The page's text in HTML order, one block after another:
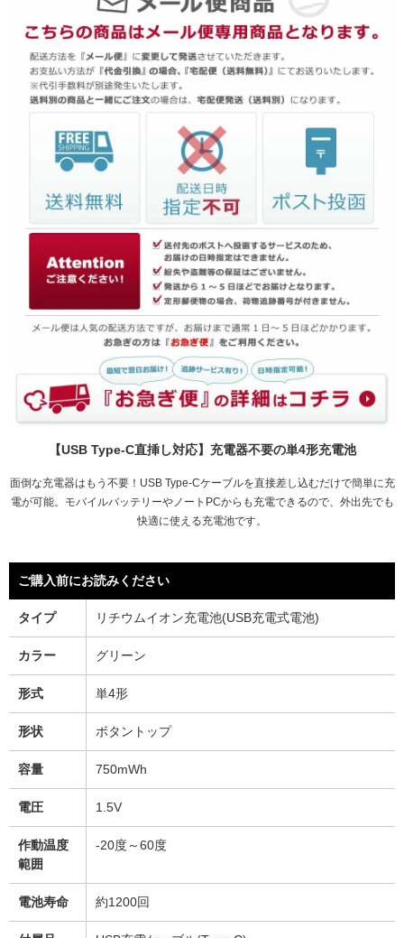
【USB Type-C直挿し対応】充電器不要の単4形充電池
面倒な充電器はもう不要！USB Type-Cケーブルを直接差し込むだけで簡単に充
電が可能。モバイルバッテリーやノートPCからも充電できるので、外出先でも
快適に使える充電池です。
ご購入前にお読みください
タイプ リチウムイオン充電池(USB充電式電池)
カラー グリーン
形式 単4形
形状 ボタントップ
容量 750mWh
電圧 1.5V
作動温度
範囲
-20度～60度
電池寿命 約1200回